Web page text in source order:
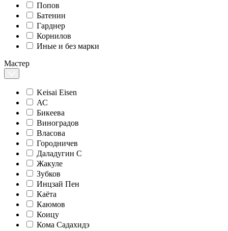
Попов
Батенин
Гарднер
Корнилов
Иные и без марки
Мастер
Keisai Eisen
АС
Бикеева
Виноградов
Власова
Городничев
Даладугин С
Жакуле
Зубков
Инцзай Пен
Каёта
Каюмов
Коицу
Кома Садахидэ